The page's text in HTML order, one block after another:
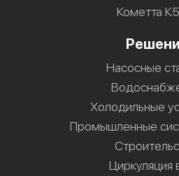
Кометта
Насосные
Холодильные
Промышленные
Циркуляция